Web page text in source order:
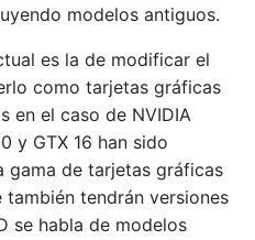
modelos antiguos.
es la de modificar el
como tarjetas gráficas
en el caso de NVIDIA
y GTX 16 han sido
gama de tarjetas gráficas
también tendrán versiones
se habla de modelos